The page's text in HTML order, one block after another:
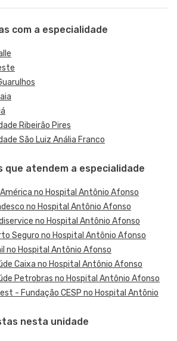
com a especialidade
Ribeirão Pires
São Luiz Anália Franco
que atendem a especialidade
no Hospital Antônio Afonso
no Hospital Antônio Afonso
no Hospital Antônio Afonso
Seguro no Hospital Antônio Afonso
no Hospital Antônio Afonso
Caixa no Hospital Antônio Afonso
Petrobras no Hospital Antônio Afonso
- Fundação CESP no Hospital Antônio
nesta unidade